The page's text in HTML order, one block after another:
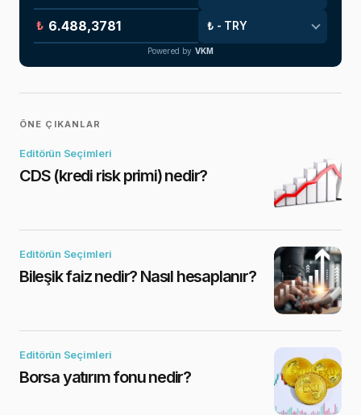
₺
Powered by VKM
ÖNE ÇIKANLAR
Editörün Seçimleri
CDS (kredi risk primi) nedir?
Editörün Seçimleri
Bileşik faiz nedir? Nasıl hesaplanır?
Editörün Seçimleri
Borsa yatırım fonu nedir?